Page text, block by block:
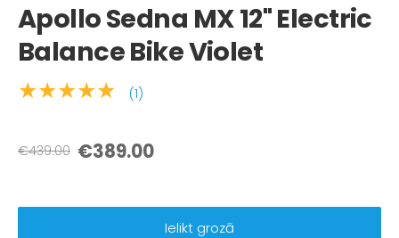
Apollo Sedna MX 12" Electric
Balance Bike Violet
★★★★★ (1)
€439.00 €389.00
Ielikt grozā